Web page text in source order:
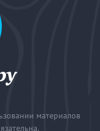
материалов